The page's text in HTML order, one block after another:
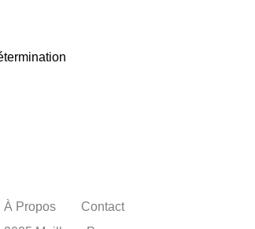
À Propos
Contact